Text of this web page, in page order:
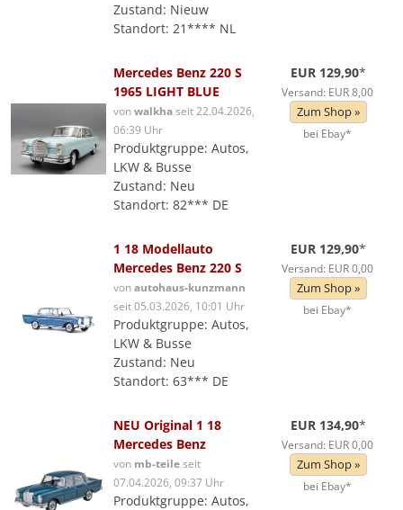
Zustand: Nieuw
Standort: 21**** NL
Mercedes Benz 220 S
1965 LIGHT BLUE
vonwalkhaseit 22.04.2026,
06:39 Uhr
Produktgruppe: Autos,
LKW & Busse
Zustand: Neu
Standort: 82*** DE
EUR 129,90*
Versand: EUR 8,00
Zum Shop »
bei Ebay*
1 18 Modellauto
Mercedes Benz 220 S
vonautohaus-kunzmann
seit 05.03.2026, 10:01 Uhr
Produktgruppe: Autos,
LKW & Busse
Zustand: Neu
Standort: 63*** DE
EUR 129,90*
Versand: EUR 0,00
Zum Shop »
bei Ebay*
NEU Original 1 18
Mercedes Benz
von mb-teileseit
07.04.2026, 09:37 Uhr
Produktgruppe: Autos,
EUR 134,90*
Versand: EUR 0,00
Zum Shop »
bei Ebay*